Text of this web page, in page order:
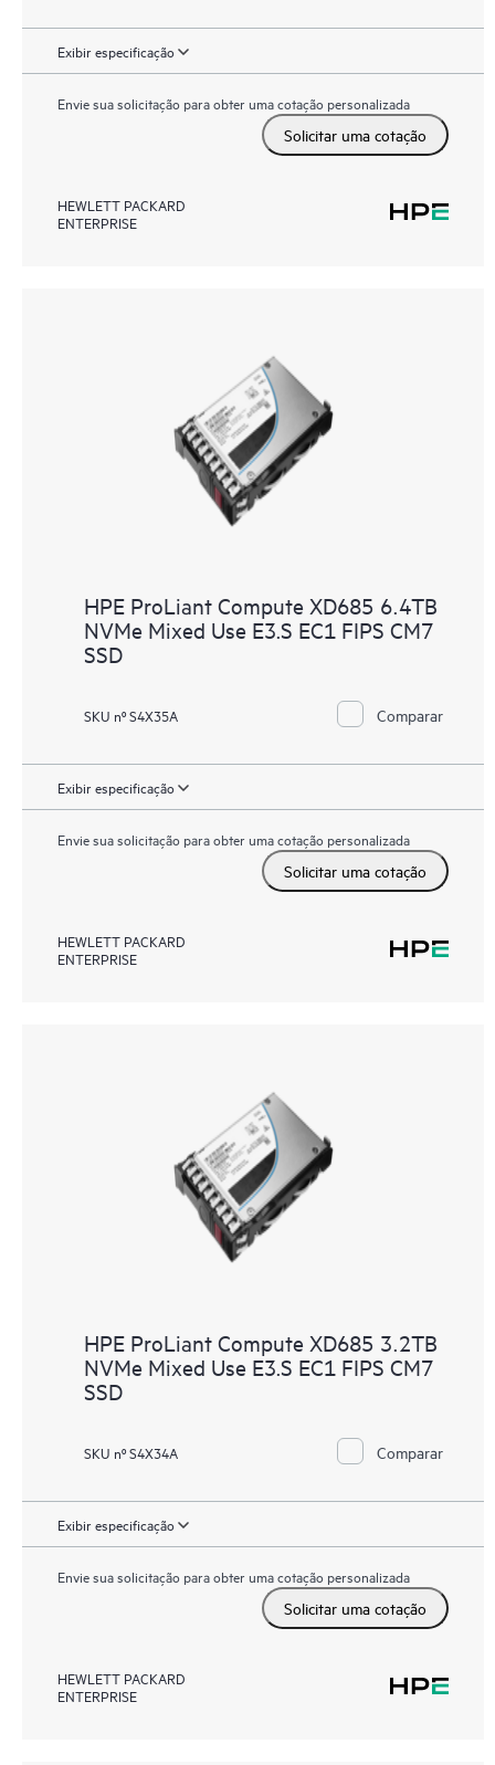
Exibir especificação
Envie sua solicitação para obter uma cotação personalizada
Solicitar uma cotação
HEWLETT PACKARD
ENTERPRISE
HPE ProLiant Compute XD685 6.4TB
NVMe Mixed Use E3.S EC1 FIPS CM7
SSD
SKU nº S4X35A Comparar
Exibir especificação
Envie sua solicitação para obter uma cotação personalizada
Solicitar uma cotação
HEWLETT PACKARD
ENTERPRISE
HPE ProLiant Compute XD685 3.2TB
NVMe Mixed Use E3.S EC1 FIPS CM7
SSD
SKU nº S4X34A Comparar
Exibir especificação
Envie sua solicitação para obter uma cotação personalizada
Solicitar uma cotação
HEWLETT PACKARD
ENTERPRISE